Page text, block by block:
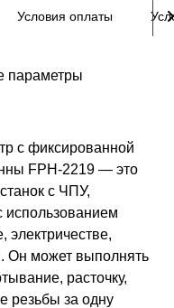
Условия оплаты
параметры
с фиксированной
FPH-2219 — это
с ЧПУ,
использованием
электричестве,
Он может выполнять
расточку,
резьбы за одну